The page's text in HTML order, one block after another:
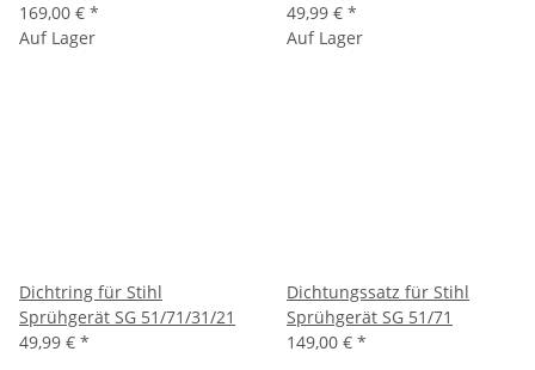
169,00 € *
49,99 € *
Auf Lager
Dichtring für Stihl
Sprühgerät SG 51/71/31/21
49,99 € *
Auf Lager
Dichtungssatz für Stihl
Sprühgerät SG 51/71
149,00 € *